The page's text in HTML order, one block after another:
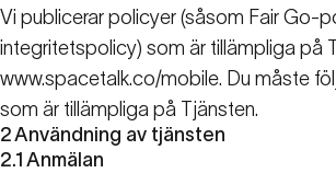
Vi publicerar policyer (såsom Fair Go-
integritetspolicy) som är tillämpliga på
www.spacetalk.co/mobile. Du måste
som är tillämpliga på Tjänsten.
2Användning av tjänsten
2.1 Anmälan